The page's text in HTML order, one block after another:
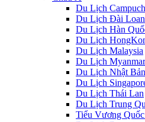
Du Lịch
Du Lịch Đài Loan
Du Lịch Hàn
Du Lịch
Du Lịch Malaysia
Du Lịch Myanmar
Du Lịch Nhật Bản
Du Lịch
Du Lịch Thái Lan
Du Lịch Trung
Tiểu Vương